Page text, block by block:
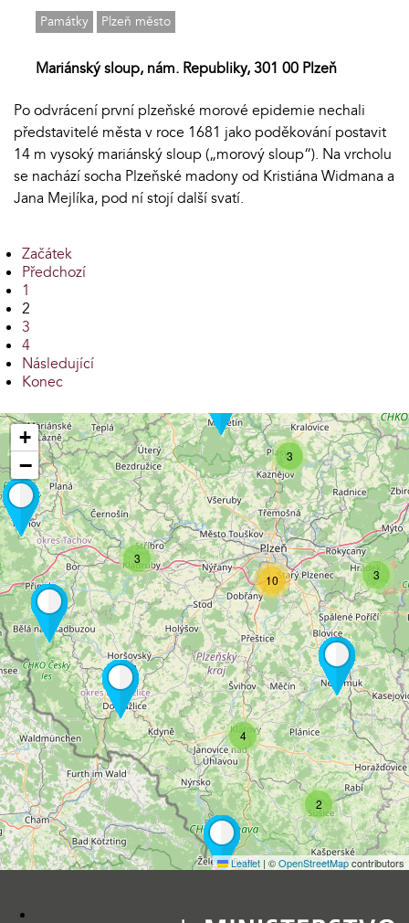
Památky Plzeň město
Mariánský sloup, nám. Republiky, 301 00 Plzeň
Po odvrácení první plzeňské morové epidemie nechali
představitelé města v roce 1681 jako poděkování postavit
14 m vysoký mariánský sloup („morový sloup“). Na vrcholu
se nachází socha Plzeňské madony od Kristiána Widmana a
Jana Mejlíka, pod ní stojí další svatí.
Začátek
Předchozí
1
2
3
4
Následující
Konec
2
3
3
4
10
3
+
−
Leaflet | ©OpenStreetMapcontributors